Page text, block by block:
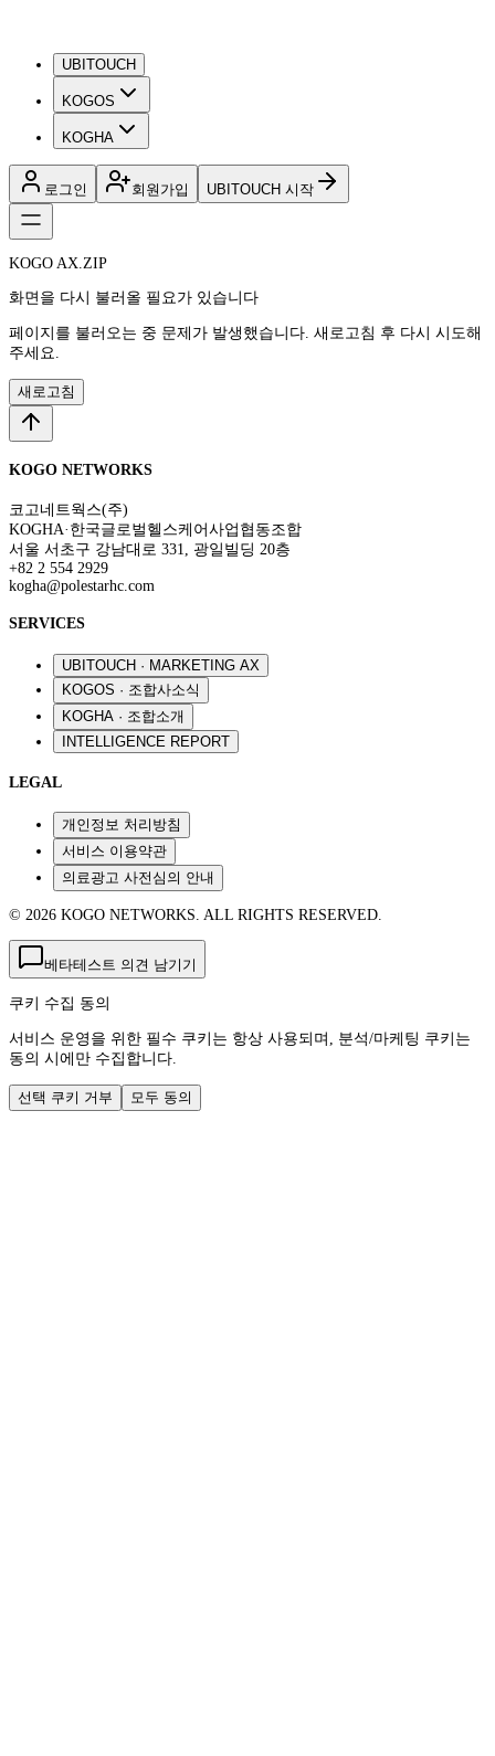
UBITOUCH
KOGOS
KOGHA
로그인 회원가입 UBITOUCH 시작
KOGO AX.ZIP
화면을 다시 불러올 필요가 있습니다
페이지를 불러오는 중 문제가 발생했습니다. 새로고침 후 다시 시도해
주세요.
새로고침
KOGO NETWORKS
코고네트웍스(주)
KOGHA·한국글로벌헬스케어사업협동조합
서울 서초구 강남대로 331, 광일빌딩 20층
+82 2 554 2929
kogha@polestarhc.com
SERVICES
UBITOUCH · MARKETING AX
KOGOS · 조합사소식
KOGHA · 조합소개
INTELLIGENCE REPORT
LEGAL
개인정보 처리방침
서비스 이용약관
의료광고 사전심의 안내
© 2026 KOGO NETWORKS. ALL RIGHTS RESERVED.
베타테스트 의견 남기기
쿠키 수집 동의
서비스 운영을 위한 필수 쿠키는 항상 사용되며, 분석/마케팅 쿠키는
동의 시에만 수집합니다.
선택 쿠키 거부 모두 동의